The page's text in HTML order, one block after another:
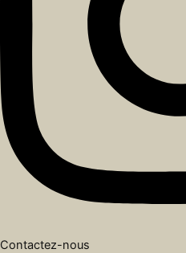
Contactez-nous